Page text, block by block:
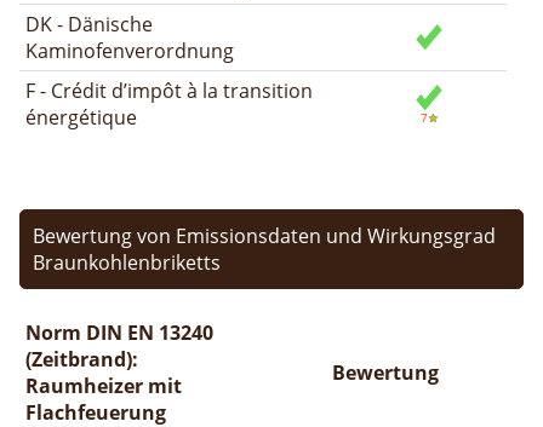
DK - Dänische
Kaminofenverordnung
F - Crédit d’impôt à la transition
énergétique
Bewertung von Emissionsdaten und Wirkungsgrad
Braunkohlenbriketts
Norm DIN EN 13240
(Zeitbrand):
Raumheizer mit
Flachfeuerung
Bewertung